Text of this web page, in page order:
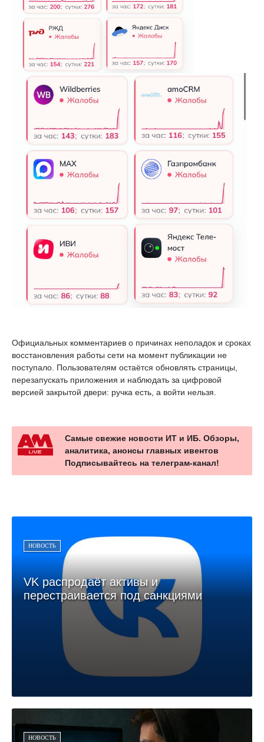
Официальных комментариев о причинах неполадок и сроках
восстановления работы сети на момент публикации не
поступало. Пользователям остаётся обновлять страницы,
перезапускать приложения и наблюдать за цифровой
версией закрытой двери: ручка есть, а войти нельзя.
Самые свежие новости ИТ и ИБ. Обзоры,
аналитика, анонсы главных ивентов
Подписывайтесь на телеграм-канал!
НОВОСТЬ
VK распродаёт активы и
перестраивается под санкциями
НОВОСТЬ